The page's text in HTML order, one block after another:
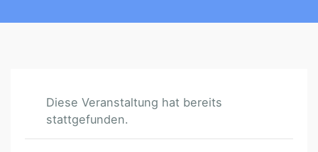
Diese Veranstaltung hat bereits
stattgefunden.